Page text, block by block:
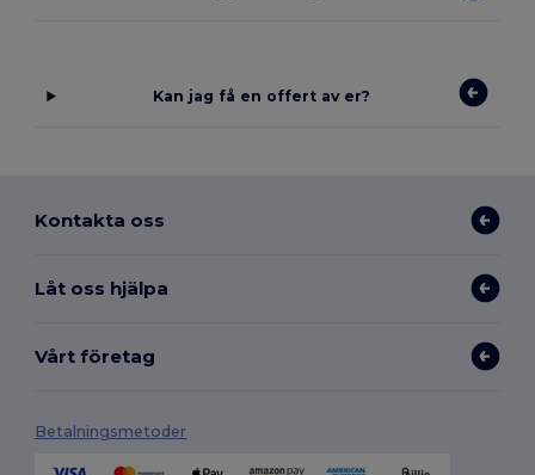
Kan jag få en offert av er?
Kontakta oss
Låt oss hjälpa
Vårt företag
Betalningsmetoder